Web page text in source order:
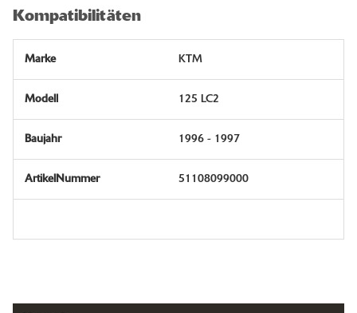
Kompatibilitäten
KTM
125 LC2
1996 - 1997
51108099000